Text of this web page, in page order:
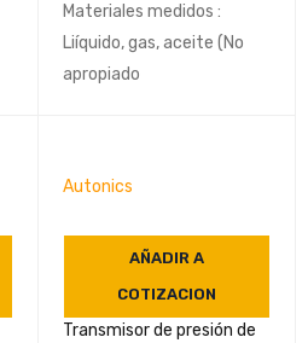
AUTONICS
Materiales medidos :
Liíquido, gas, aceite (No
apropiado
Autonics
AÑADIR A
COTIZACION
Transmisor de presión de